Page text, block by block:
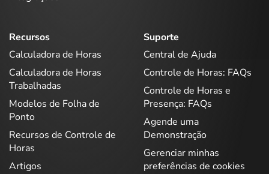
Recursos
Calculadora de Horas
Calculadora de Horas
Trabalhadas
Modelos de Folha de
Ponto
Recursos de Controle de
Horas
Artigos
Suporte
Central de Ajuda
Controle de Horas: FAQs
Controle de Horas e
Presença: FAQs
Agende uma
Demonstração
Gerenciar minhas
preferências de cookies